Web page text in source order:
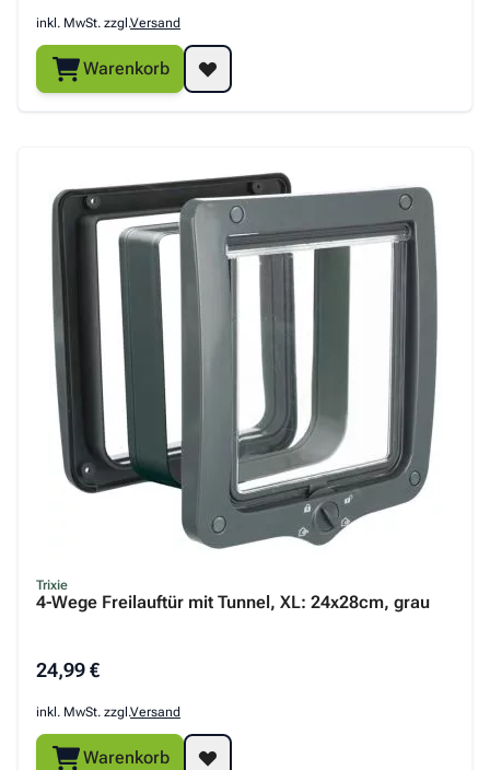
inkl. MwSt. zzgl.Versand
Warenkorb
Trixie
4-Wege Freilauftür mit Tunnel, XL: 24x28cm, grau
24,99 €
inkl. MwSt. zzgl.Versand
Warenkorb